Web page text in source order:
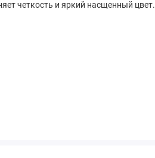
четкость и яркий насщенный цвет.